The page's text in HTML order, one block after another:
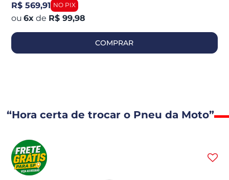
R$ 569,91
6x de R$ 99,98
COMPRAR
“Hora certa de trocar o Pneu da Moto”